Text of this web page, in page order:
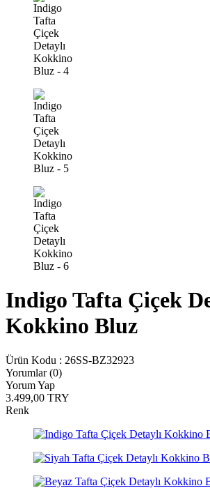
Indigo Tafta Çiçek
Kokkino Bluz
Ürün Kodu : 26SS-BZ32923
Yorumlar (0)
Yorum Yap
3.499,00 TRY
Renk